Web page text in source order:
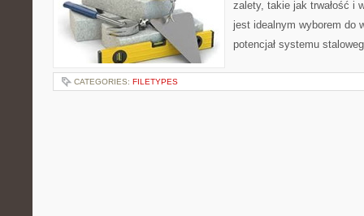
zalety, takie jak trwałość i
jest idealnym wyborem do
potencjał systemu
CATEGORIES: FILETYPES